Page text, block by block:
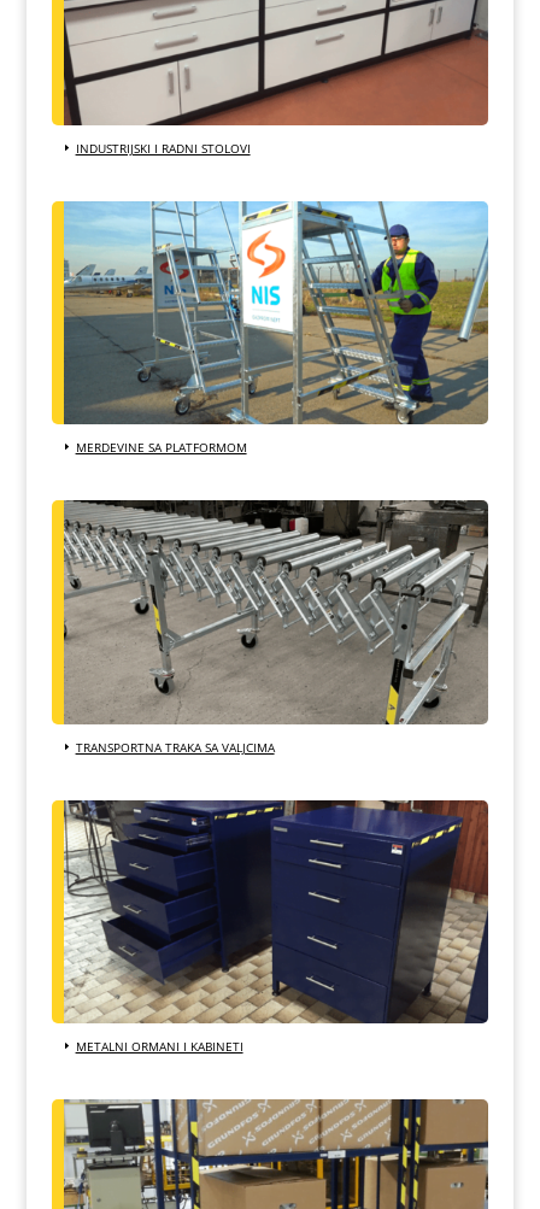
INDUSTRIJSKI I RADNI STOLOVI
MERDEVINE SA PLATFORMOM
TRANSPORTNA TRAKA SA VALJCIMA
METALNI ORMANI I KABINETI